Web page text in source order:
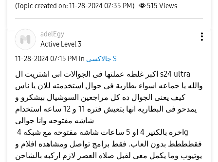
(Topic created on: 11-28-2024 07:35 PM) 515 Views
adelEgy
Active Level 3
‎11-28-2024 07:15 PM in جالاكسى S
اكبر غلطه عملتها فى الجوالات انى اشتريت ال s24 ultra
والله يا جماعه اسواء بطارية فى جوال استخدمته للان يا ناس
كيف يعنى الجوال ده كل مراجعين السوشيال بيشكرو و
يمدحو فى البطاريه انها بتعيش فتره 11 و 12 ساعه استخدام
شاشه مفتوحه وانا جوالى
فقطططط بدون العاب. فقط برامج تواصل ومشاهده افلام و
يوتيوب وما يكمل معى لقبل صلاه العصر لازم اركبه بالشاحن